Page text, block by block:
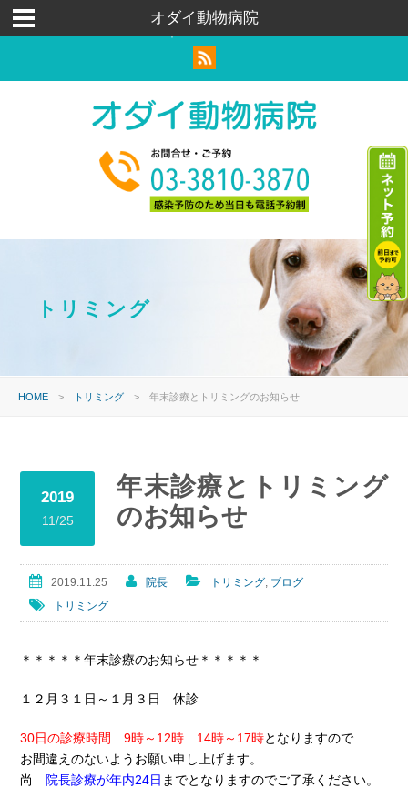
荒川区｜足立区｜北区｜犬猫ウサギ｜トリミングペットホテル
｜ハムスター
トリミング
HOME > トリミング > 年末診療とトリミングのお知らせ
2019
11/25
年末診療とトリミング
のお知らせ
2019.11.25 院長 トリミング ブログ
トリミング
＊＊＊＊＊年末診療のお知らせ＊＊＊＊＊
１２月３１日～１月３日 休診
30日の診療時間 9時～12時 14時～17時となりますので
お間違えのないようお願い申し上げます。
尚
院長診療が年内24日 までとなりますのでご了承ください。
オダイ動物病院